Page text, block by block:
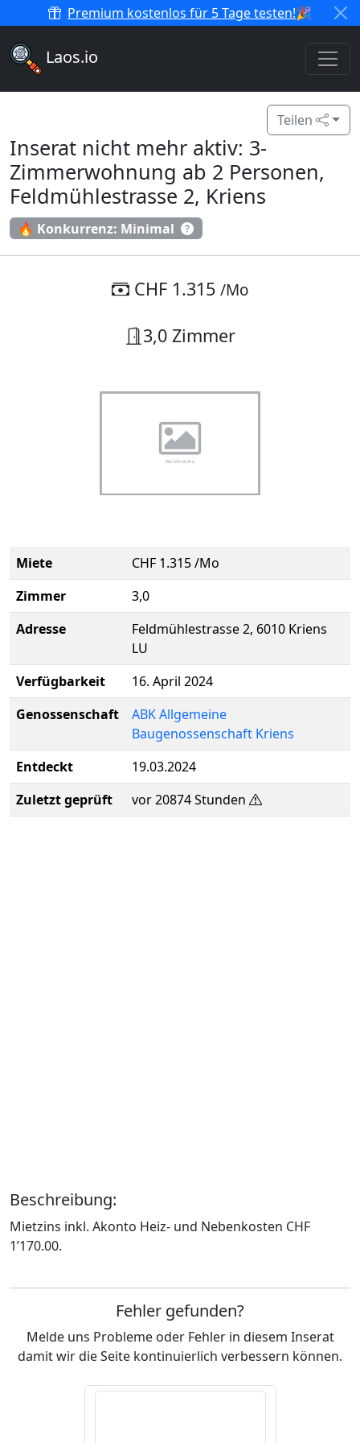
Premium kostenlos für 5 Tage testen!🎉
Laos.io
Teilen
Inserat nicht mehr aktiv: 3-
Zimmerwohnung ab 2 Personen,
Feldmühlestrasse 2, Kriens
🔥 Konkurrenz: Minimal
CHF 1.315 /Mo
3,0 Zimmer
Miete
CHF 1.315 /Mo
Zimmer
3,0
Adresse
Feldmühlestrasse 2, 6010 Kriens
LU
Verfügbarkeit
16. April 2024
Genossenschaft
ABK Allgemeine
Baugenossenschaft Kriens
Entdeckt
19.03.2024
Zuletzt geprüft
vor 20874 Stunden
Beschreibung:
Mietzins inkl. Akonto Heiz- und Nebenkosten CHF
1’170.00.
Fehler gefunden?
Melde uns Probleme oder Fehler in diesem Inserat
damit wir die Seite kontinuierlich verbessern können.